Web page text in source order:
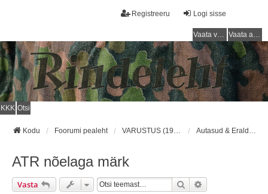
Logi sisse
Registreeru
Vaata vastamata teemasi Vaata aktiivseid teemasid
KKK Otsi
Kodu Foorumi pealeht VARUSTUS (1918 - 1940) / EQUIPMENT (1918 - 1940) Autasud & Eraldusmärgid/Awards & Insignias
ATR nõelaga märk
Vasta Otsi